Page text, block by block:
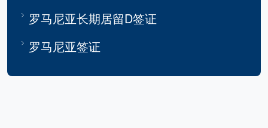
罗马尼亚长期居留D签证
罗马尼亚签证